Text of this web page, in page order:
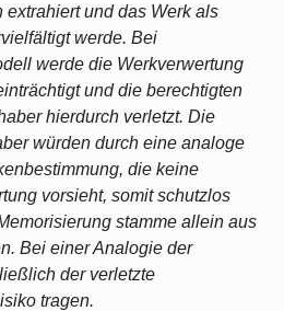
und das Werk als
werde. Bei
werde die Werkverwertung
und die berechtigten
hierdurch verletzt. Die
würden durch eine analoge
die keine
vorsieht, somit schutzlos
stamme allein aus
Bei einer Analogie der
der verletzte
tragen.